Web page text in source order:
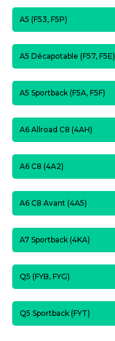
A5 (F53, F5P)
A5 Décapotable (F57, F5E)
A5 Sportback (F5A, F5F)
A6 Allroad C8 (4AH)
A6 C8 (4A2)
A6 C8 Avant (4A5)
A7 Sportback (4KA)
Q5 (FYB, FYG)
Q5 Sportback (FYT)